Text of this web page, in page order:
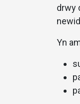
drwy
Yn